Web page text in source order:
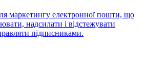
маркетингу електронної пошти, що
надсилати і відстежувати
підписниками.